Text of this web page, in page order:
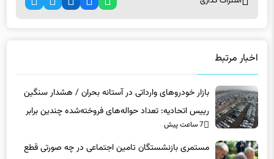
اخبار مرتبط
بازار خودروهای وارداتی در آستانه بحران / هشدار سنگین
رییس اتحادیه: تعداد حواله‌های فروخته‌شده چندین برابر
خودروهای واردشده به کشور است
7 ساعت پیش
مستمری بازنشستگان تامین اجتماعی در چه صورتی قطع